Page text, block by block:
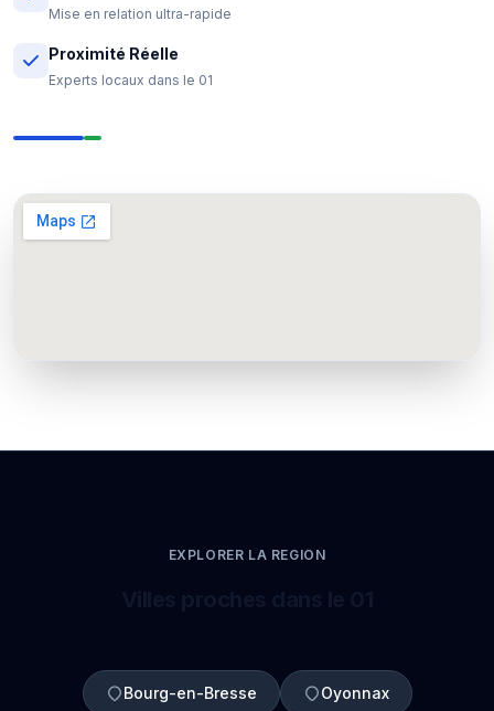
Mise en relation ultra-rapide
Proximité Réelle
Experts locaux dans le 01
EXPLORER LA REGION
Bourg-en-Bresse Oyonnax